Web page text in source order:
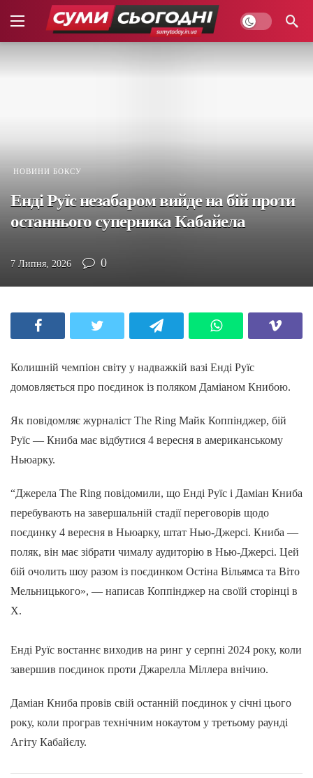
НОВИНИ БОКСУ
Енді Руїс незабаром вийде на бій проти
останнього суперника Кабайела
7 Липня, 2026 0
Колишній чемпіон світу у надважкій вазі Енді Руїс
домовляється про поєдинок із поляком Даміаном Книбою.
Як повідомляє журналіст The Ring Майк Коппінджер, бій
Руїс — Книба має відбутися 4 вересня в американському
Ньюарку.
“Джерела The Ring повідомили, що Енді Руїс і Даміан Книба
перебувають на завершальній стадії переговорів щодо
поєдинку 4 вересня в Ньюарку, штат Нью-Джерсі. Книба —
поляк, він має зібрати чималу аудиторію в Нью-Джерсі. Цей
бій очолить шоу разом із поєдинком Остіна Вільямса та Віто
Мельницького», — написав Коппінджер на своїй сторінці в
Х.
Енді Руїс востаннє виходив на ринг у серпні 2024 року, коли
завершив поєдинок проти Джарелла Міллера внічию.
Даміан Книба провів свій останній поєдинок у січні цього
року, коли програв технічним нокаутом у третьому раунді
Агіту Кабайєлу.